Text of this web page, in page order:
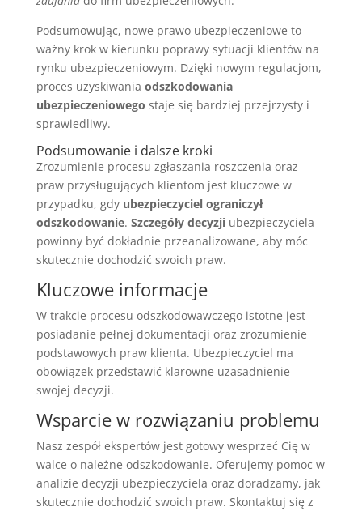
Podsumowując, nowe prawo ubezpieczeniowe to
ważny krok w kierunku poprawy sytuacji klientów na
rynku ubezpieczeniowym. Dzięki nowym regulacjom,
proces uzyskiwania odszkodowania
ubezpieczeniowego staje się bardziej przejrzysty i
sprawiedliwy.
Podsumowanie i dalsze kroki
Zrozumienie procesu zgłaszania roszczenia oraz
praw przysługujących klientom jest kluczowe w
przypadku, gdy ubezpieczyciel ograniczył
odszkodowanie. Szczegóły decyzjiubezpieczyciela
powinny być dokładnie przeanalizowane, aby móc
skutecznie dochodzić swoich praw.
Kluczowe informacje
W trakcie procesu odszkodowawczego istotne jest
posiadanie pełnej dokumentacji oraz zrozumienie
podstawowych praw klienta. Ubezpieczyciel ma
obowiązek przedstawić klarowne uzasadnienie
swojej decyzji.
Wsparcie w rozwiązaniu problemu
Nasz zespół ekspertów jest gotowy wesprzeć Cię w
walce o należne odszkodowanie. Oferujemy pomoc w
analizie decyzji ubezpieczyciela oraz doradzamy, jak
skutecznie dochodzić swoich praw. Skontaktuj się z